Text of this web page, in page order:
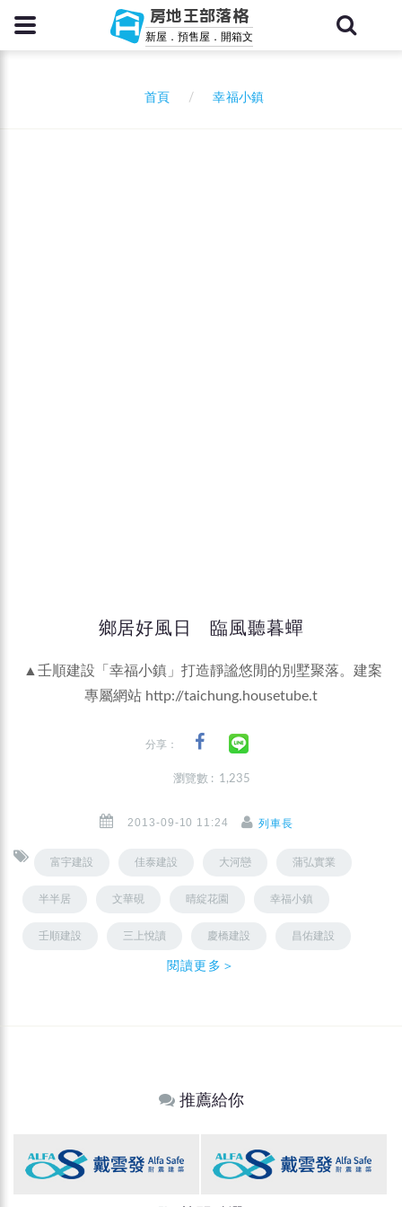
房地王部落格
新屋．預售屋．開箱文
首頁 幸福小鎮
鄉居好風日 臨風聽暮蟬
▲壬順建設「幸福小鎮」打造靜謐悠閒的別墅聚落。建案
專屬網站 http://taichung.housetube.t
分享：
瀏覽數 : 1,235
2013-09-10 11:24 列車長
富宇建設 佳泰建設 大河戀 蒲弘實業
半半居 文華硯 晴綻花園 幸福小鎮
壬順建設 三上悅讀 慶橋建設 昌佑建設
閱讀更多＞
推薦給你